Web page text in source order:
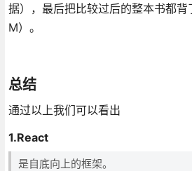
据），最后把比较过后的整本书都
M）。
总结
通过以上我们可以看出
1.React
是自底向上的框架。